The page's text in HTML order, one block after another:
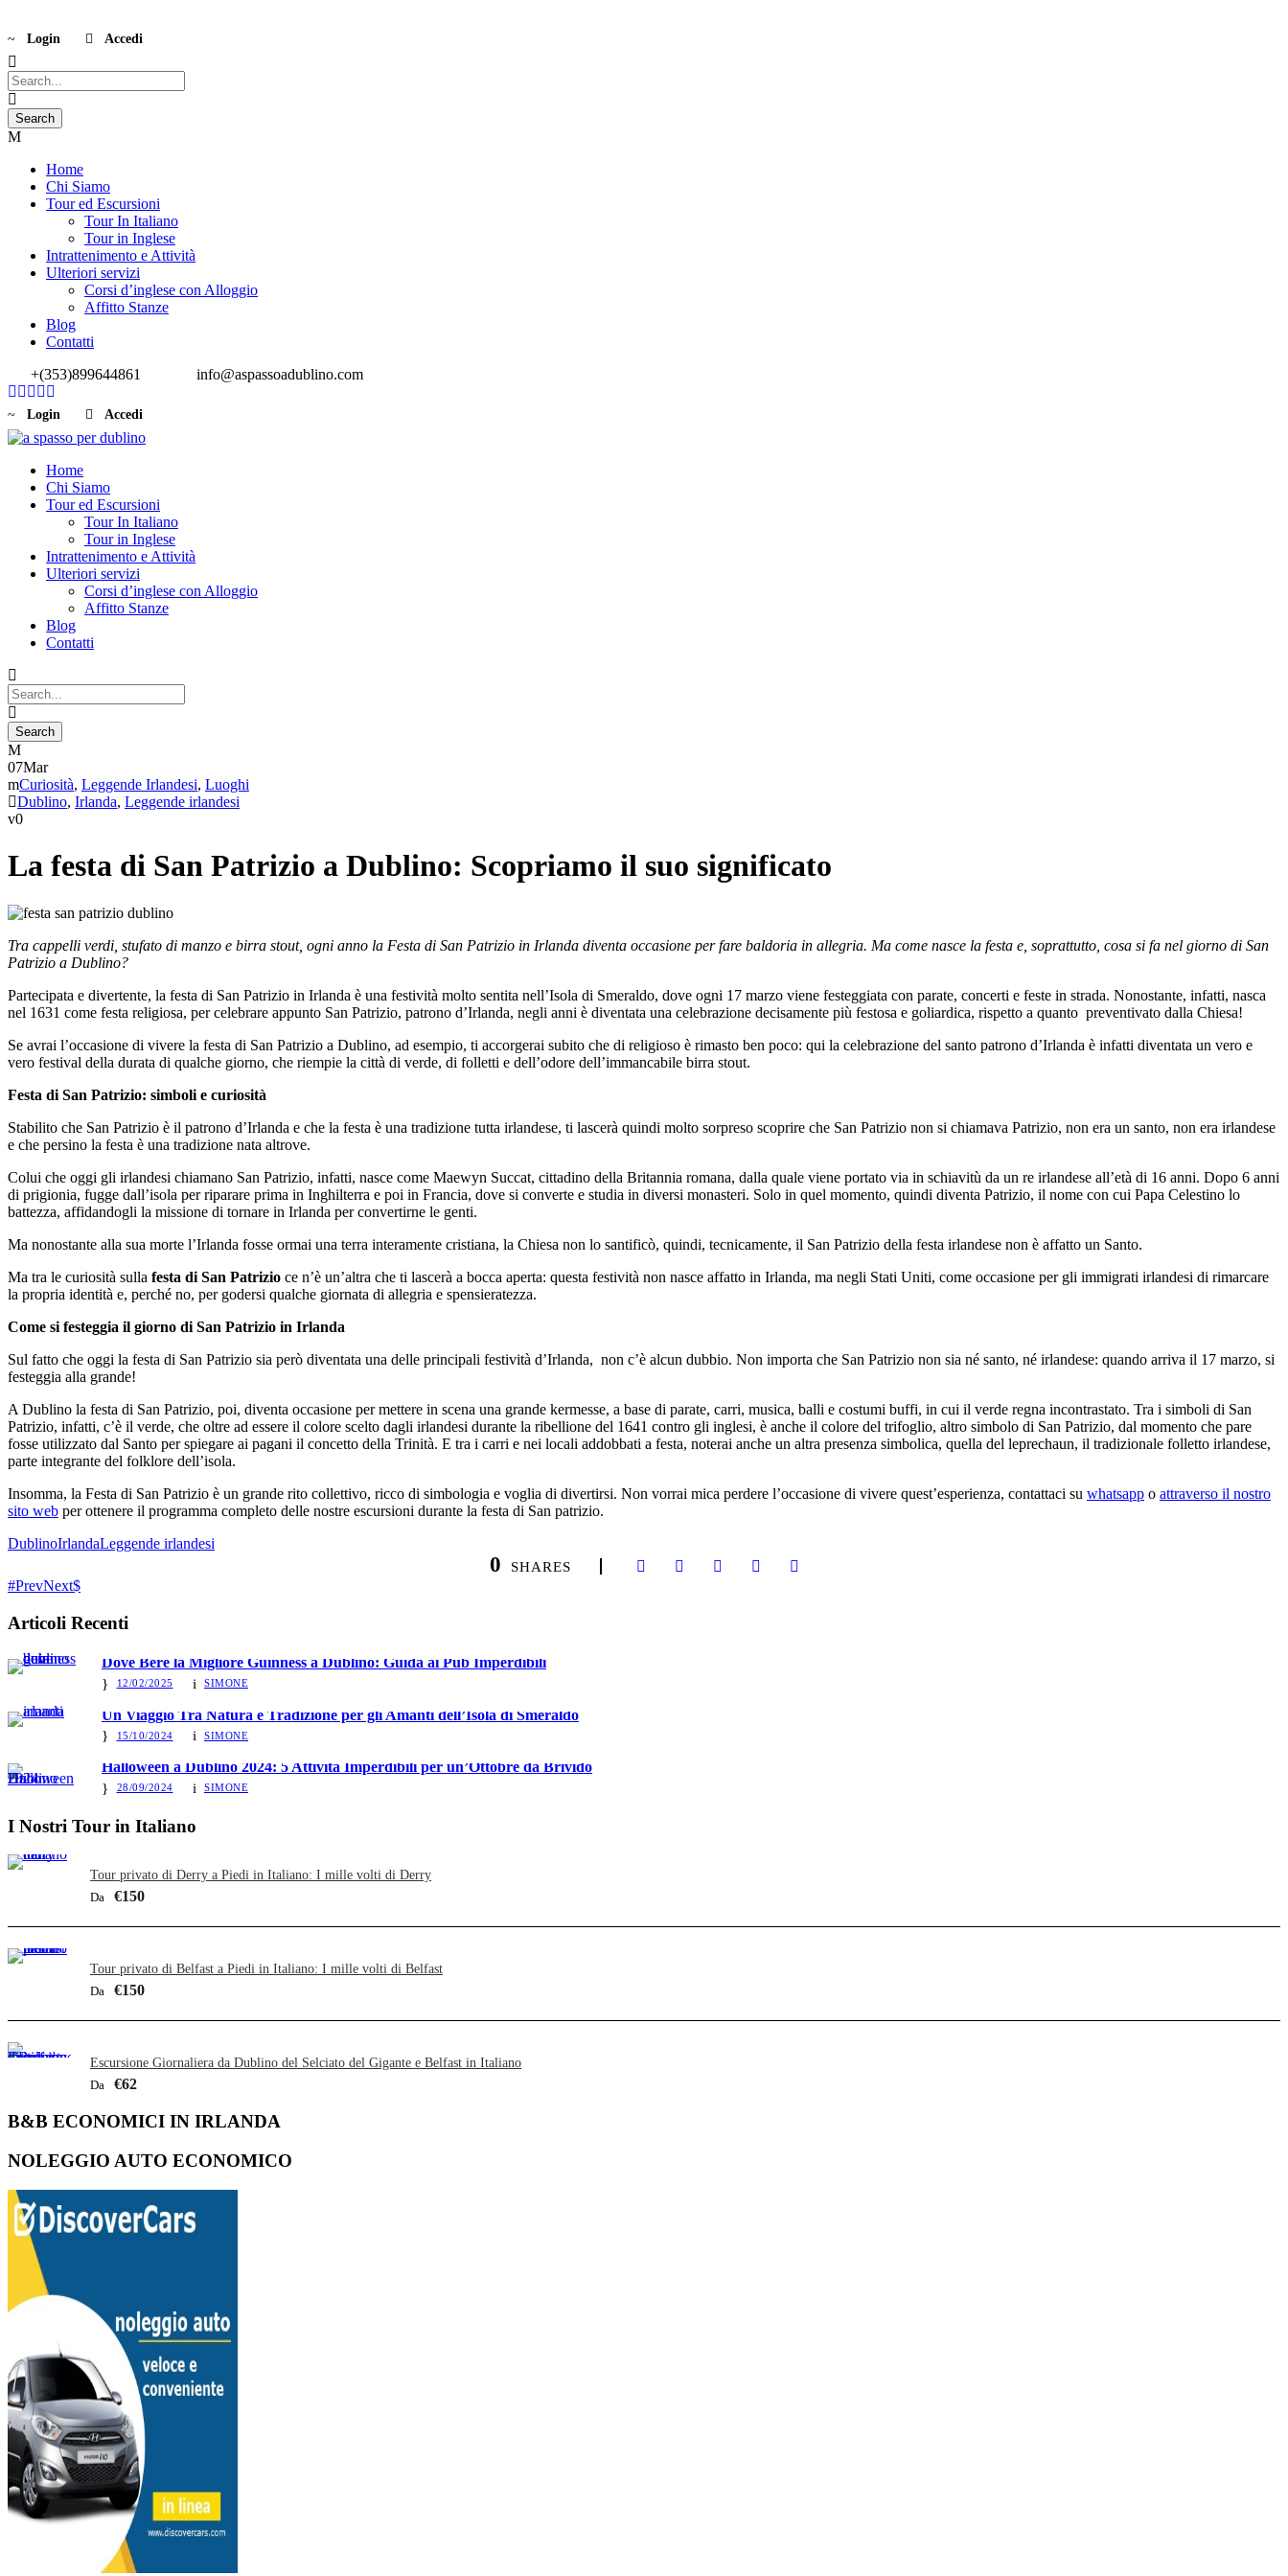
Login Accedi
Home
Chi Siamo
Tour ed Escursioni
Tour In Italiano
Tour in Inglese
Intrattenimento e Attività
Ulteriori servizi
Corsi d’inglese con Alloggio
Affitto Stanze
Blog
Contatti
+(353)899644861
info@aspassoadublino.com
Login Accedi
Home
Chi Siamo
Tour ed Escursioni
Tour In Italiano
Tour in Inglese
Intrattenimento e Attività
Ulteriori servizi
Corsi d’inglese con Alloggio
Affitto Stanze
Blog
Contatti
07Mar
Curiosità, Leggende Irlandesi, Luoghi
Dublino, Irlanda, Leggende irlandesi
0
La festa di San Patrizio a Dublino: Scopriamo il suo significato
Tra cappelli verdi, stufato di manzo e birra stout, ogni anno la Festa di San Patrizio in Irlanda diventa occasione per fare baldoria in allegria. Ma come nasce la festa e, soprattutto, cosa si fa nel giorno di San
Patrizio a Dublino?
Partecipata e divertente, la festa di San Patrizio in Irlanda è una festività molto sentita nell’Isola di Smeraldo, dove ogni 17 marzo viene festeggiata con parate, concerti e feste in strada. Nonostante, infatti, nasca
nel 1631 come festa religiosa, per celebrare appunto San Patrizio, patrono d’Irlanda, negli anni è diventata una celebrazione decisamente più festosa e goliardica, rispetto a quanto preventivato dalla Chiesa!
Se avrai l’occasione di vivere la festa di San Patrizio a Dublino, ad esempio, ti accorgerai subito che di religioso è rimasto ben poco: qui la celebrazione del santo patrono d’Irlanda è infatti diventata un vero e
vero festival della durata di qualche giorno, che riempie la città di verde, di folletti e dell’odore dell’immancabile birra stout.
Festa di San Patrizio: simboli e curiosità
Stabilito che San Patrizio è il patrono d’Irlanda e che la festa è una tradizione tutta irlandese, ti lascerà quindi molto sorpreso scoprire che San Patrizio non si chiamava Patrizio, non era un santo, non era irlandese
e che persino la festa è una tradizione nata altrove.
Colui che oggi gli irlandesi chiamano San Patrizio, infatti, nasce come Maewyn Succat, cittadino della Britannia romana, dalla quale viene portato via in schiavitù da un re irlandese all’età di 16 anni. Dopo 6 anni
di prigionia, fugge dall’isola per riparare prima in Inghilterra e poi in Francia, dove si converte e studia in diversi monasteri. Solo in quel momento, quindi diventa Patrizio, il nome con cui Papa Celestino lo
battezza, affidandogli la missione di tornare in Irlanda per convertirne le genti.
Ma nonostante alla sua morte l’Irlanda fosse ormai una terra interamente cristiana, la Chiesa non lo santificò, quindi, tecnicamente, il San Patrizio della festa irlandese non è affatto un Santo.
Ma tra le curiosità sulla festa di San Patrizio ce n’è un’altra che ti lascerà a bocca aperta: questa festività non nasce affatto in Irlanda, ma negli Stati Uniti, come occasione per gli immigrati irlandesi di rimarcare
la propria identità e, perché no, per godersi qualche giornata di allegria e spensieratezza.
Come si festeggia il giorno di San Patrizio in Irlanda
Sul fatto che oggi la festa di San Patrizio sia però diventata una delle principali festività d’Irlanda, non c’è alcun dubbio. Non importa che San Patrizio non sia né santo, né irlandese: quando arriva il 17 marzo, si
festeggia alla grande!
A Dublino la festa di San Patrizio, poi, diventa occasione per mettere in scena una grande kermesse, a base di parate, carri, musica, balli e costumi buffi, in cui il verde regna incontrastato. Tra i simboli di San
Patrizio, infatti, c’è il verde, che oltre ad essere il colore scelto dagli irlandesi durante la ribellione del 1641 contro gli inglesi, è anche il colore del trifoglio, altro simbolo di San Patrizio, dal momento che pare
fosse utilizzato dal Santo per spiegare ai pagani il concetto della Trinità. E tra i carri e nei locali addobbati a festa, noterai anche un altra presenza simbolica, quella del leprechaun, il tradizionale folletto irlandese,
parte integrante del folklore dell’isola.
Insomma, la Festa di San Patrizio è un grande rito collettivo, ricco di simbologia e voglia di divertirsi. Non vorrai mica perdere l’occasione di vivere quest’esperienza, contattaci su whatsapp o attraverso il nostro
sito web per ottenere il programma completo delle nostre escursioni durante la festa di San patrizio.
DublinoIrlandaLeggende irlandesi
0 SHARES
PrevNext
Articoli Recenti
Dove Bere la Migliore Guinness a Dublino: Guida ai Pub Imperdibili
12/02/2025 SIMONE
Un Viaggio Tra Natura e Tradizione per gli Amanti dell’Isola di Smeraldo
15/10/2024 SIMONE
Halloween a Dublino 2024: 5 Attività Imperdibili per un’Ottobre da Brivido
28/09/2024 SIMONE
I Nostri Tour in Italiano
Tour privato di Derry a Piedi in Italiano: I mille volti di Derry
Da
€150
Tour privato di Belfast a Piedi in Italiano: I mille volti di Belfast
Da
€150
Escursione Giornaliera da Dublino del Selciato del Gigante e Belfast in Italiano
Da
€62
B&B ECONOMICI IN IRLANDA
NOLEGGIO AUTO ECONOMICO